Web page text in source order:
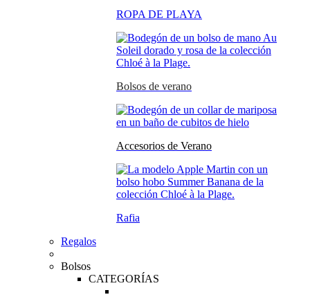
ROPA DE PLAYA
Bolsos de verano
Accesorios de Verano
Rafia
Regalos
Bolsos
CATEGORÍAS